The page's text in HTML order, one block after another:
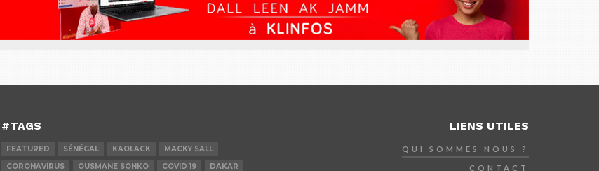
#TAGS
FEATURED SÉNÉGAL KAOLACK
MACKY SALL
CORONAVIRUS
OUSMANE SONKO COVID 19 DAKAR
LIENS UTILES
QUI SOMMES NOUS ?
CONTACT